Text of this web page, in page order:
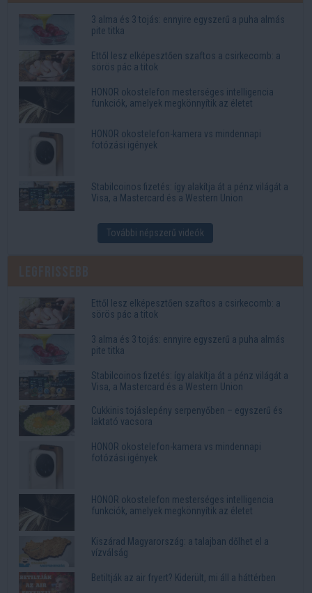
3 alma és 3 tojás: ennyire egyszerű a puha almás
pite titka
Ettől lesz elképesztően szaftos a csirkecomb: a
sörös pác a titok
HONOR okostelefon mesterséges intelligencia
funkciók, amelyek megkönnyítik az életet
HONOR okostelefon-kamera vs mindennapi
fotózási igények
Stabilcoinos fizetés: így alakítja át a pénz világát a
Visa, a Mastercard és a Western Union
További népszerű videók
Ettől lesz elképesztően szaftos a csirkecomb: a
sörös pác a titok
3 alma és 3 tojás: ennyire egyszerű a puha almás
pite titka
Stabilcoinos fizetés: így alakítja át a pénz világát a
Visa, a Mastercard és a Western Union
Cukkinis tojáslepény serpenyőben – egyszerű és
laktató vacsora
HONOR okostelefon-kamera vs mindennapi
fotózási igények
HONOR okostelefon mesterséges intelligencia
funkciók, amelyek megkönnyítik az életet
Kiszárad Magyarország: a talajban dőlhet el a
vízválság
Betiltják az air fryert? Kiderült, mi áll a háttérben